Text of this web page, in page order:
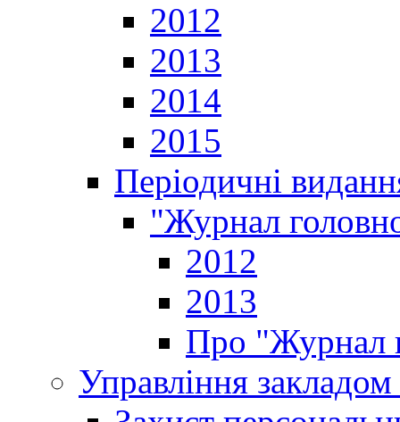
2012
2013
2014
2015
Періодичні
"Журнал
2012
2013
Про "Журнал
Управління